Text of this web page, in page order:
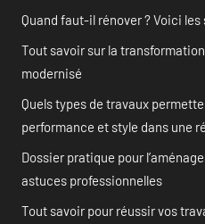
Quand faut-il rénover ? Voici
Tout savoir sur la
modernisé
Quels types de travaux
performance et style dans une
Dossier pratique pour
astuces professionnelles
Tout savoir pour réussir vos